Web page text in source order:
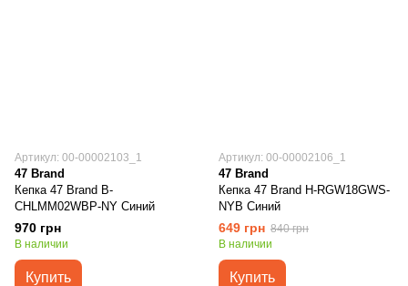
Артикул: 00-00002103_1
47 Brand
Кепка 47 Brand B-
CHLMM02WBP-NY Синий
970 грн
В наличии
Купить
Артикул: 00-00002106_1
47 Brand
Кепка 47 Brand H-RGW18GWS-
NYB Синий
649 грн 840 грн
В наличии
Купить